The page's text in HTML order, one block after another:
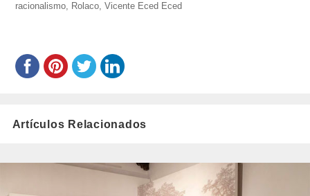
racionalismo, Rolaco,Vicente Eced Eced
Artículos Relacionados